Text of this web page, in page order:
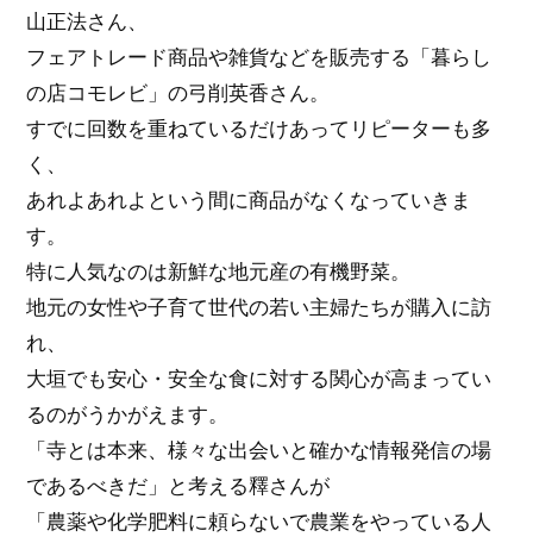
山正法さん、
フェアトレード商品や雑貨などを販売する「暮らし
の店コモレビ」の弓削英香さん。
すでに回数を重ねているだけあってリピーターも多
く、
あれよあれよという間に商品がなくなっていきま
す。
特に人気なのは新鮮な地元産の有機野菜。
地元の女性や子育て世代の若い主婦たちが購入に訪
れ、
大垣でも安心・安全な食に対する関心が高まってい
るのがうかがえます。
「寺とは本来、様々な出会いと確かな情報発信の場
であるべきだ」と考える釋さんが
「農薬や化学肥料に頼らないで農業をやっている人